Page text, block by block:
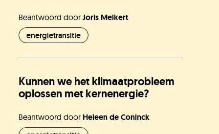
Beantwoord door Joris Melkert
energietransitie
Kunnen we het klimaatprobleem
oplossen met kernenergie?
Beantwoord door Heleen de Coninck